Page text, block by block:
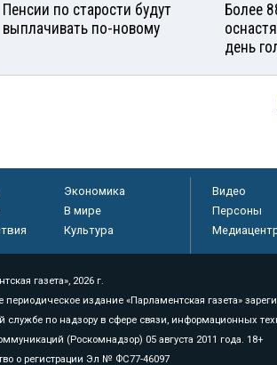
Пенсии по старости будут
выплачивать по-новому
Более
день
Экономика
В мире
Культура
Видео
Персоны
газета», 2026 г.
периодическое издание «Парламентская газета»
службе по надзору в сфере связи, информационных
(Роскомнадзор) 05 августа 2011 года. 18+
о регистрации Эл № ФС77-46097